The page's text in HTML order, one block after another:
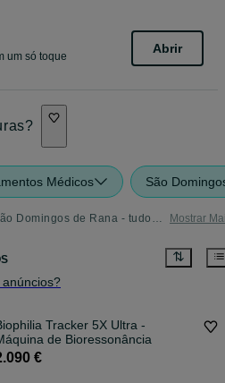
um só toque
Abrir
Médicos São
Equipamentos Médicos em São Domingos de Rana - tudo o que precisa Mostrar
Tracker 5X Ultra -
de Bioressonância
€